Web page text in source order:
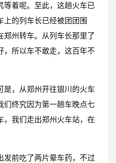
等着呢。至此，这趟火车已
上的列车长已经被团团围
州转车。从列车长那里了
，所以车不敢走，这百年不
是，从郑州开往银川的火车
们终究因为第一趟车晚点七
，我们走出郑州火车站，在
发前吃了两片晕车药，不过